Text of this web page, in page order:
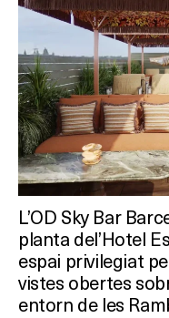
L’OD Sky Bar
planta del’Hotel
espai privilegiat
vistes obertes
entorn de les